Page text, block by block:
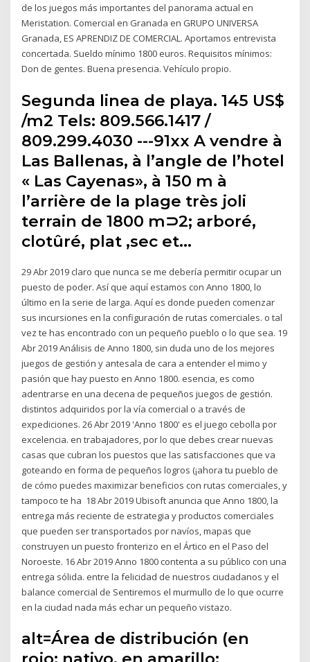
de los juegos más importantes del panorama actual en
Meristation. Comercial en Granada en GRUPO UNIVERSA
Granada, ES APRENDIZ DE COMERCIAL. Aportamos entrevista
concertada. Sueldo mínimo 1800 euros. Requisitos mínimos:
Don de gentes. Buena presencia. Vehículo propio.
Segunda linea de playa. 145 US$
/m2 Tels: 809.566.1417 /
809.299.4030 ---91xx A vendre à
Las Ballenas, à l’angle de l’hotel
« Las Cayenas», à 150 m à
l’arrière de la plage très joli
terrain de 1800 m⊃2; arboré,
clotûré, plat ,sec et…
29 Abr 2019 claro que nunca se me debería permitir ocupar un
puesto de poder. Así que aquí estamos con Anno 1800, lo
último en la serie de larga. Aquí es donde pueden comenzar
sus incursiones en la configuración de rutas comerciales. o tal
vez te has encontrado con un pequeño pueblo o lo que sea. 19
Abr 2019 Análisis de Anno 1800, sin duda uno de los mejores
juegos de gestión y antesala de cara a entender el mimo y
pasión que hay puesto en Anno 1800. esencia, es como
adentrarse en una decena de pequeños juegos de gestión.
distintos adquiridos por la vía comercial o a través de
expediciones. 26 Abr 2019 'Anno 1800' es el juego cebolla por
excelencia. en trabajadores, por lo que debes crear nuevas
casas que cubran los puestos que las satisfacciones que va
goteando en forma de pequeños logros (¡ahora tu pueblo de
de cómo puedes maximizar beneficios con rutas comerciales, y
tampoco te ha 18 Abr 2019 Ubisoft anuncia que Anno 1800, la
entrega más reciente de estrategia y productos comerciales
que pueden ser transportados por navíos, mapas que
construyen un puesto fronterizo en el Ártico en el Paso del
Noroeste. 16 Abr 2019 Anno 1800 contenta a su público con una
entrega sólida. entre la felicidad de nuestros ciudadanos y el
balance comercial de Sentiremos el murmullo de lo que ocurre
en la ciudad nada más echar un pequeño vistazo.
alt=Área de distribución (en